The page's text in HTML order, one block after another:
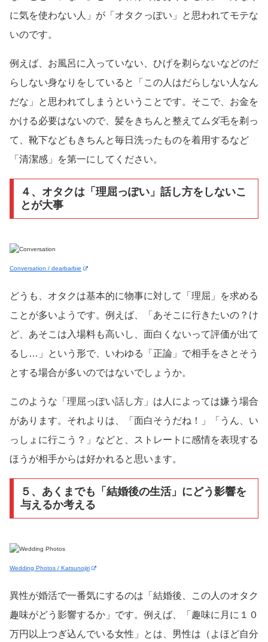
に気を使わない人」が「オタクっぽい」と思われてモテな
いのです。
例えば、お風呂に入っていない、ひげを剃らないなどのだ
らしない身なりをしていると「この人はだらしない人なん
だな」と思われてしまうということです。そこで、お金を
かける必要はないので、髪をきちんと整えてムダ毛を剃っ
て、靴下などもきちんと毎日洗ったものを着用するなど
「清潔感」を第一にしてください。
４、オタクは「理屈っぽい」話し方をしないこ
とが大事
Conversation / dearbarbie
どうも、オタクは基本的に物事に対して「理屈」を求める
ことが多いようです。例えば、「あそこに行きたいの？け
ど、あそこは入場料も高いし、面白くないって評価が出て
るし…」という形で、いわゆる「正論」で相手をさとそう
とする場合が多いのではないでしょうか。
このような「理屈っぽい話し方」は人によっては嫌う場合
があります。それよりは、「面白そうだね！」「うん、い
っしょに行こう？」などと、ストレートに感情を表現する
ほうが相手からは好かれると思います。
５、あくまでも「結婚後の生活」にどう影響を
与えるか考える
Wedding Photos / Katsunojiri
異性が婚活で一番気にするのは「結婚後、この人のオタク
趣味がどう影響するか」です。例えば、「趣味に月に１０
万円以上つぎ込んでいる女性」とは、男性は（よほど自分